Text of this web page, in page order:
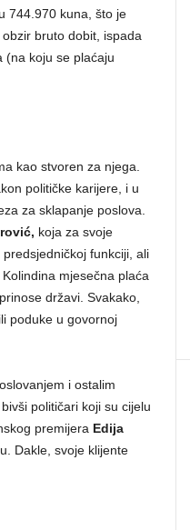
744.970 kuna, što je
bruto dobit, ispada
(na koju se plaćaju
kao stvoren za njega.
političke karijere, i u
za sklapanje poslova.
koja za svoje
funkciji, ali
mjesečna plaća
državi. Svakako,
poduke u govornoj
i ostalim
političari koji su cijelu
premijera Edija
Dakle, svoje klijente